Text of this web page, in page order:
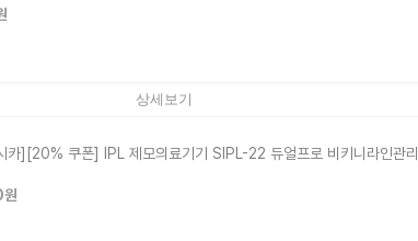
상세보기
카][20% 쿠폰] IPL 제모의료기기 SIPL-22 듀얼프로 비키니라인관리
원